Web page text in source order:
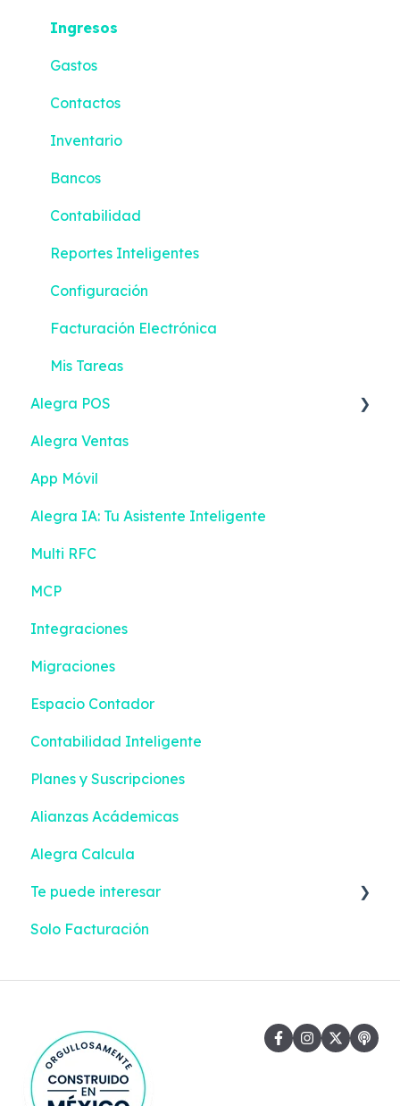
Ingresos
Gastos
Contactos
Inventario
Bancos
Contabilidad
Reportes Inteligentes
Configuración
Facturación Electrónica
Mis Tareas
Alegra POS
Vender
Ingresos
Turnos
Gestión de efectivo
Devoluciones
Contactos
Inventario
Compras
Configuración
Facturación Electrónica
Alegra Ventas
App Móvil
Alegra IA: Tu Asistente Inteligente
Multi RFC
MCP
Integraciones
Migraciones
Espacio Contador
Contabilidad Inteligente
Planes y Suscripciones
Alianzas Acádemicas
Alegra Calcula
Te puede interesar
Facturación Electrónica
Solo Facturación